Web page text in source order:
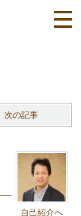
次の記事
自己紹介へ